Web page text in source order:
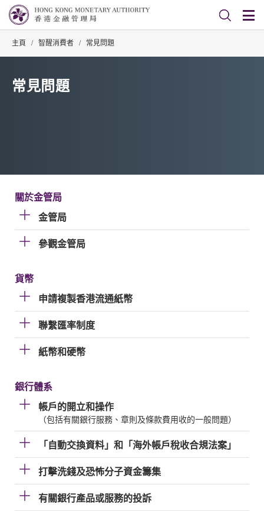
主頁 / 智醒消費者 / 常見問題
常見問題
關於金管局
金管局
參觀金管局
貨幣
申請複製香港流通紙幣
聯繫匯率制度
紙幣和硬幣
銀行體系
帳戶的開立和操作
（包括有關銀行服務、章則及條款費用收的一般問題）
「自動交換資料」和「海外帳戶稅收合規法案」
打擊洗錢及恐怖分子資金籌集
有關銀行產品或服務的投訴